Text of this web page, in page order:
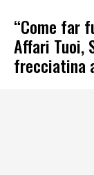
“Come far
Affari Tuoi,
frecciatina